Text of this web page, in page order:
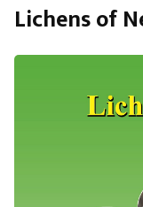
Lichens of